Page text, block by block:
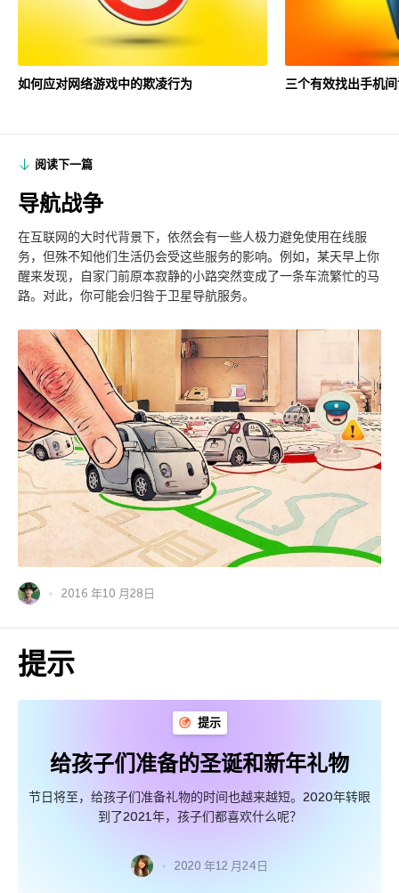
如何应对网络游戏中的欺凌行为 三个有效找出手机
阅读下一篇
导航战争
在互联网的大时代背景下，依然会有一些人极力避免使用在线服
务，但殊不知他们生活仍会受这些服务的影响。例如，某天早上你
醒来发现，自家门前原本寂静的小路突然变成了一条车流繁忙的马
路。对此，你可能会归咎于卫星导航服务。
2016 年10 月28日
提示
提示
给孩子们准备的圣诞和新年礼物
节日将至，给孩子们准备礼物的时间也越来越短。2020年转眼
到了2021年，孩子们都喜欢什么呢？
2020 年12 月24日